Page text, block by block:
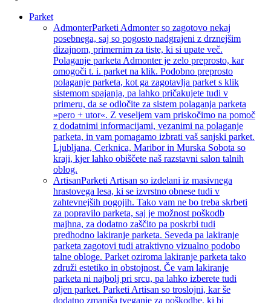
Parket
AdmonterParketi Admonter so zagotovo nekaj
posebnega, saj so pogosto nadgrajeni z drznejšim
dizajnom, primernim za tiste, ki si upate več.
Polaganje parketa Admonter je zelo preprosto, kar
omogoči t. i. parket na klik. Podobno preprosto
polaganje parketa, kot ga zagotavlja parket s klik
sistemom spajanja, pa lahko pričakujete tudi v
primeru, da se odločite za sistem polaganja parketa
»pero + utor«. Z veseljem vam priskočimo na pomoč
z dodatnimi informacijami, vezanimi na polaganje
parketa, in vam pomagamo izbrati vaš sanjski parket.
Ljubljana, Cerknica, Maribor in Murska Sobota so
kraji, kjer lahko obiščete naš razstavni salon talnih
oblog.
ArtisanParketi Artisan so izdelani iz masivnega
hrastovega lesa, ki se izvrstno obnese tudi v
zahtevnejših pogojih. Tako vam ne bo treba skrbeti
za popravilo parketa, saj je možnost poškodb
majhna, za dodatno zaščito pa poskrbi tudi
predhodno lakiranje parketa. Seveda pa lakiranje
parketa zagotovi tudi atraktivno vizualno podobo
talne obloge. Parket oziroma lakiranje parketa tako
združi estetiko in obstojnost. Če vam lakiranje
parketa ni najbolj pri srcu, pa lahko izberete tudi
oljen parket. Parketi Artisan so troslojni, kar še
dodatno zmanjša tveganje za poškodbe, ki bi